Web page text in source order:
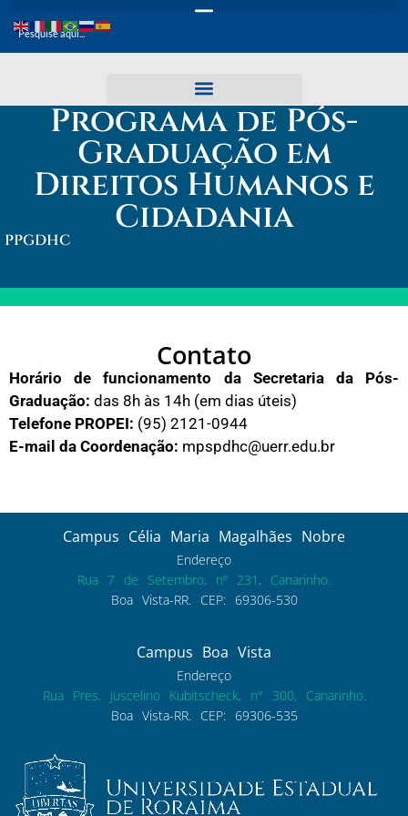
Programa de Pós-
Graduação em
Direitos Humanos e
Cidadania
PPGDHC
Contato
Horário de funcionamento da Secretaria da Pós-
Graduação: das 8h às 14h (em dias úteis)
Telefone PROPEI: (95) 2121-0944
E-mail da Coordenação: mpspdhc@uerr.edu.br
Campus Célia Maria Magalhães Nobre
Endereço
Rua 7 de Setembro, nº 231, Canarinho.
Boa Vista-RR. CEP: 69306-530
Campus Boa Vista
Endereço
Rua Pres. Juscelino Kubitscheck, n° 300, Canarinho.
Boa Vista-RR. CEP: 69306-535